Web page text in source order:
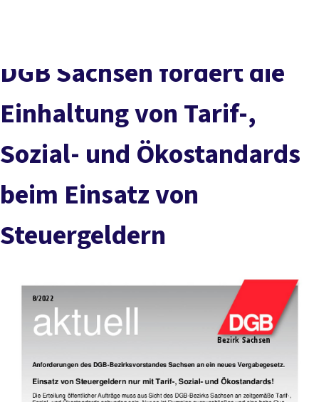
Service
Mitmachen
DGB Sachsen fordert die
Einhaltung von Tarif-,
Sozial- und Ökostandards
beim Einsatz von
Steuergeldern